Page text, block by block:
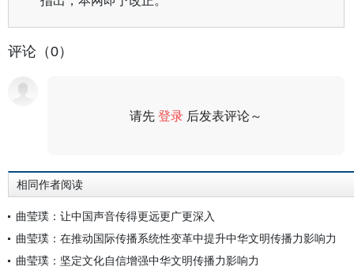
评论（0）
请先登录 后发表评论～
相同作者阅读
曲莹璞：让中国声音传得更远更广更深入
曲莹璞：在推动国际传播系统性变革中提升中华文明传播力影响力
曲莹璞：坚定文化自信增强中华文明传播力影响力